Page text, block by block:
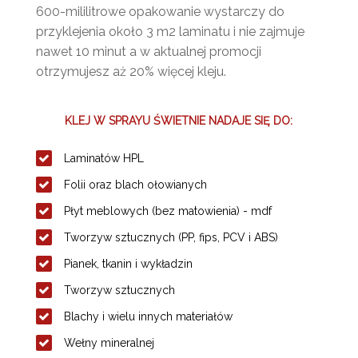
600-mililitrowe opakowanie wystarczy do
przyklejenia około 3 m2 laminatu i nie zajmuje
nawet 10 minut a w aktualnej promocji
otrzymujesz aż 20% więcej kleju.
KLEJ W SPRAYU ŚWIETNIE NADAJE SIĘ DO:
Laminatów HPL
Folii oraz blach ołowianych
Płyt meblowych (bez matowienia) - mdf
Tworzyw sztucznych (PP, fips, PCV i ABS)
Pianek, tkanin i wykładzin
Tworzyw sztucznych
Blachy i wielu innych materiałów
Wełny mineralnej